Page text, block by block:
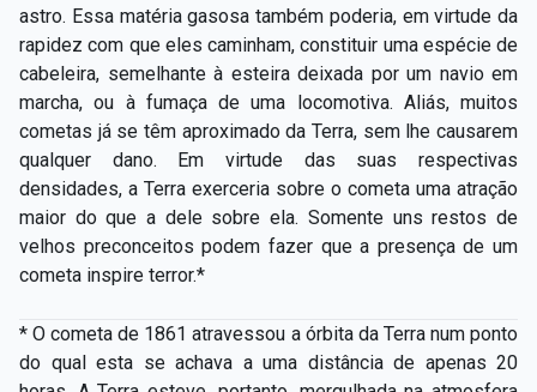
astro. Essa matéria gasosa também poderia, em virtude da
rapidez com que eles caminham, constituir uma espécie de
cabeleira, semelhante à esteira deixada por um navio em
marcha, ou à fumaça de uma locomotiva. Aliás, muitos
cometas já se têm aproximado da Terra, sem lhe causarem
qualquer dano. Em virtude das suas respectivas
densidades, a Terra exerceria sobre o cometa uma atração
maior do que a dele sobre ela. Somente uns restos de
velhos preconceitos podem fazer que a presença de um
cometa inspire terror.*
* O cometa de 1861 atravessou a órbita da Terra num ponto
do qual esta se achava a uma distância de apenas 20